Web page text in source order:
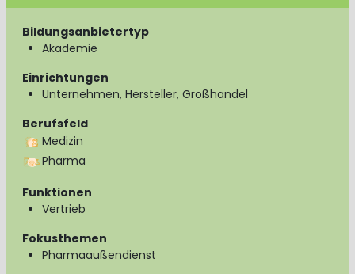
Bildungsanbietertyp
Akademie
Einrichtungen
Unternehmen, Hersteller, Großhandel
Berufsfeld
Medizin
Pharma
Funktionen
Vertrieb
Fokusthemen
Pharmaaußendienst